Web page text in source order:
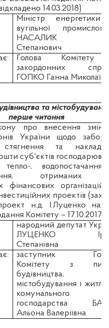
14.03.2018)
Міністр енергетики
вугільної
НАСАЛИК
Степанович
Голова
закордонних
ГОПКО Ганна
та
перше читання
про внесення змін
України щодо
стягнення та
суб'єктів
, водопостачання
отриманих
фінансових
проектів
н.д. І.Луценко
Комітету – 17.10.2017)
народний депутат
ЛУЦЕНКО
Степанівна
заступник
Комітету з
будівництва,
містобудування і
комунального
господарства
Альона Валеріївна